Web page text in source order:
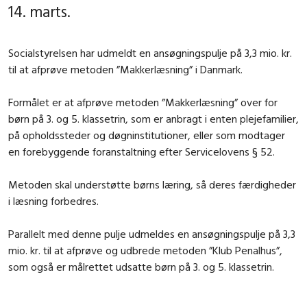
14. marts.
Socialstyrelsen har udmeldt en ansøgningspulje på 3,3 mio. kr.
til at afprøve metoden ”Makkerlæsning” i Danmark.
Formålet er at afprøve metoden ”Makkerlæsning” over for
børn på 3. og 5. klassetrin, som er anbragt i enten plejefamilier,
på opholdssteder og døgninstitutioner, eller som modtager
en forebyggende foranstaltning efter Servicelovens § 52.
Metoden skal understøtte børns læring, så deres færdigheder
i læsning forbedres.
Parallelt med denne pulje udmeldes en ansøgningspulje på 3,3
mio. kr. til at afprøve og udbrede metoden ”Klub Penalhus”,
som også er målrettet udsatte børn på 3. og 5. klassetrin.